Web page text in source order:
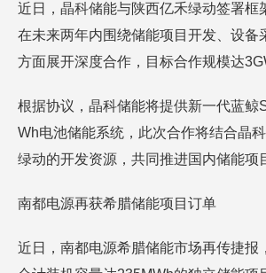
近日，晶科储能与陕西亿禾绿动签署框
在未来两年内围绕储能项目开发、设备
方面展开深度合作，目标合作规模达
根据协议，晶科储能将提供新一代蓝鲸
Wh电池储能系统，此次合作将结合晶
绿动的开发资源，共同推进国内储能项
南都电源再获希腊储能项目订单
近日，南都电源希腊储能市场再传捷报